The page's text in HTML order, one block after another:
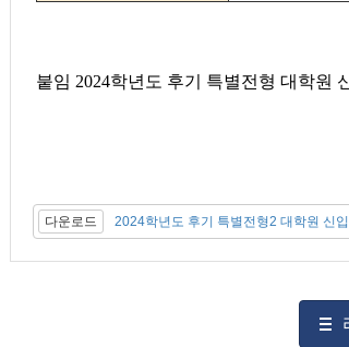
붙임 2024학년도 후기 특별전형 대학원
다운로드 2024학년도 후기 특별전형2 대학원 신